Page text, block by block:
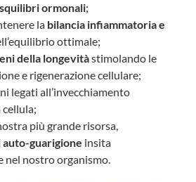
squilibri ormonali;
la bilancia infiammatoria e
ottimale;
della longevitàstimolando le
e rigenerazione cellulare;
legati all’invecchiamento
cellula;
più grande risorsa,
auto-guarigione insita
nel nostro organismo.